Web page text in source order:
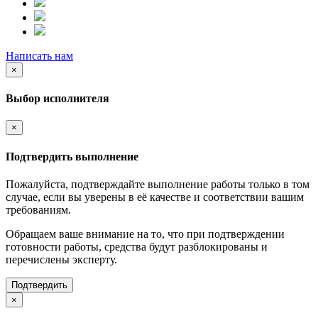
Написать нам
×
Выбор исполнителя
×
Подтвердить выполнение
Пожалуйста, подтверждайте выполнение работы только в том
случае, если вы уверены в её качестве и соответствии вашим
требованиям.
Обращаем ваше внимание на то, что при подтверждении
готовности работы, средства будут разблокированы и
перечислены эксперту.
Подтвердить
×